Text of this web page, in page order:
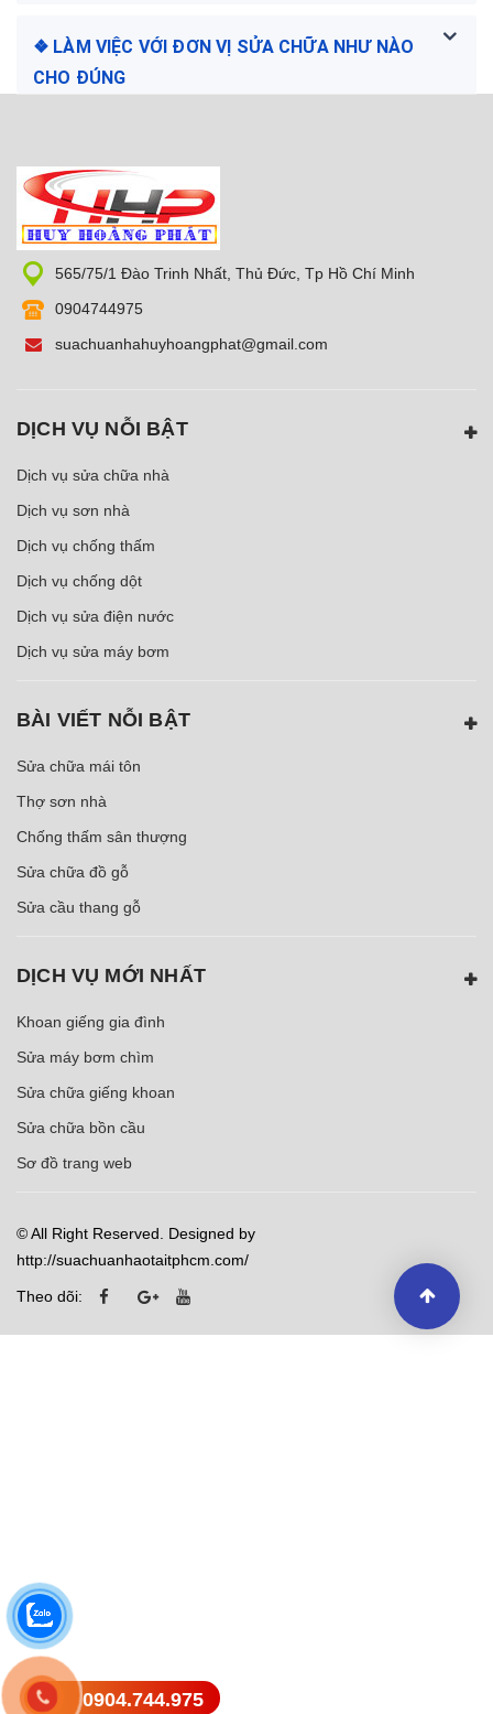
❖ LÀM VIỆC VỚI ĐƠN VỊ SỬA CHỮA NHƯ NÀO
CHO ĐÚNG
565/75/1 Đào Trinh Nhất, Thủ Đức, Tp Hồ Chí Minh
0904744975
suachuanhahuyhoangphat@gmail.com
DỊCH VỤ NỖI BẬT
Dịch vụ sửa chữa nhà
Dịch vụ sơn nhà
Dịch vụ chống thấm
Dịch vụ chống dột
Dịch vụ sửa điện nước
Dịch vụ sửa máy bơm
BÀI VIẾT NỖI BẬT
Sửa chữa mái tôn
Thợ sơn nhà
Chống thấm sân thượng
Sửa chữa đồ gỗ
Sửa cầu thang gỗ
DỊCH VỤ MỚI NHẤT
Khoan giếng gia đình
Sửa máy bơm chìm
Sửa chữa giếng khoan
Sửa chữa bồn cầu
Sơ đồ trang web
© All Right Reserved. Designed by
http://suachuanhaotaitphcm.com/
Theo dõi:
0904.744.975